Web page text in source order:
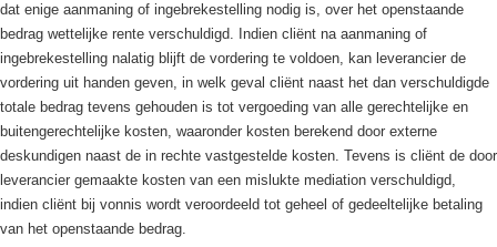
dat enige aanmaning of ingebrekestelling nodig is, over het openstaande
bedrag wettelijke rente verschuldigd. Indien cliënt na aanmaning of
ingebrekestelling nalatig blijft de vordering te voldoen, kan leverancier de
vordering uit handen geven, in welk geval cliënt naast het dan verschuldigde
totale bedrag tevens gehouden is tot vergoeding van alle gerechtelijke en
buitengerechtelijke kosten, waaronder kosten berekend door externe
deskundigen naast de in rechte vastgestelde kosten. Tevens is cliënt de door
leverancier gemaakte kosten van een mislukte mediation verschuldigd,
indien cliënt bij vonnis wordt veroordeeld tot geheel of gedeeltelijke betaling
van het openstaande bedrag.